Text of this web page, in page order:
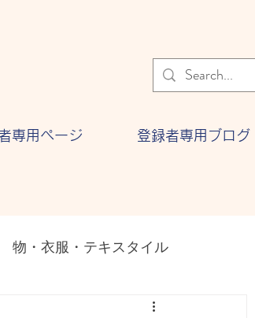
専用ページ 登録者専用ブログ
物・衣服・テキスタイル